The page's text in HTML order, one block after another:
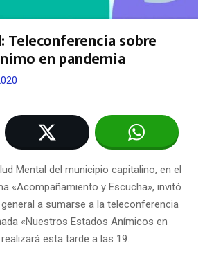
Teleconferencia sobre
en pandemia
Mental del municipio capitalino, en el
«Acompañamiento y Escucha», invitó
a sumarse a la teleconferencia
«Nuestros Estados Anímicos en
esta tarde a las 19.